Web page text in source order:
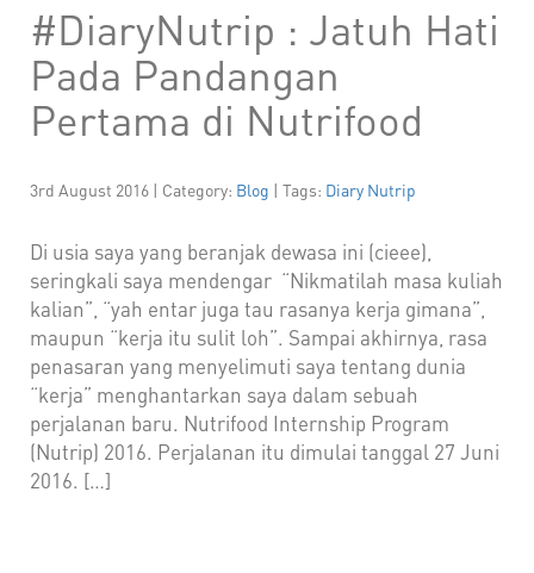
#DiaryNutrip : Jatuh Hati
Pada Pandangan
Pertama di Nutrifood
3rd August 2016 | Category: Blog | Tags: Diary Nutrip
Di usia saya yang beranjak dewasa ini (cieee),
seringkali saya mendengar “Nikmatilah masa kuliah
kalian”, “yah entar juga tau rasanya kerja gimana”,
maupun “kerja itu sulit loh”. Sampai akhirnya, rasa
penasaran yang menyelimuti saya tentang dunia
“kerja” menghantarkan saya dalam sebuah
perjalanan baru. Nutrifood Internship Program
(Nutrip) 2016. Perjalanan itu dimulai tanggal 27 Juni
2016. […]